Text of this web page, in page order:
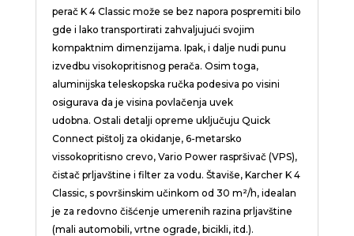
perač K 4 Classic može se bez napora pospremiti bilo
gde i lako transportirati zahvaljujući svojim
kompaktnim dimenzijama. Ipak, i dalje nudi punu
izvedbu visokopritisnog perača. Osim toga,
aluminijska teleskopska ručka podesiva po visini
osigurava da je visina povlačenja uvek
udobna. Ostali detalji opreme uključuju Quick
Connect pištolj za okidanje, 6-metarsko
vissokopritisno crevo, Vario Power raspršivač (VPS),
čistač prljavštine i filter za vodu. Štaviše, Karcher K 4
Classic, s površinskim učinkom od 30 m²/h, idealan
je za redovno čišćenje umerenih razina prljavštine
(mali automobili, vrtne ograde, bicikli, itd.).